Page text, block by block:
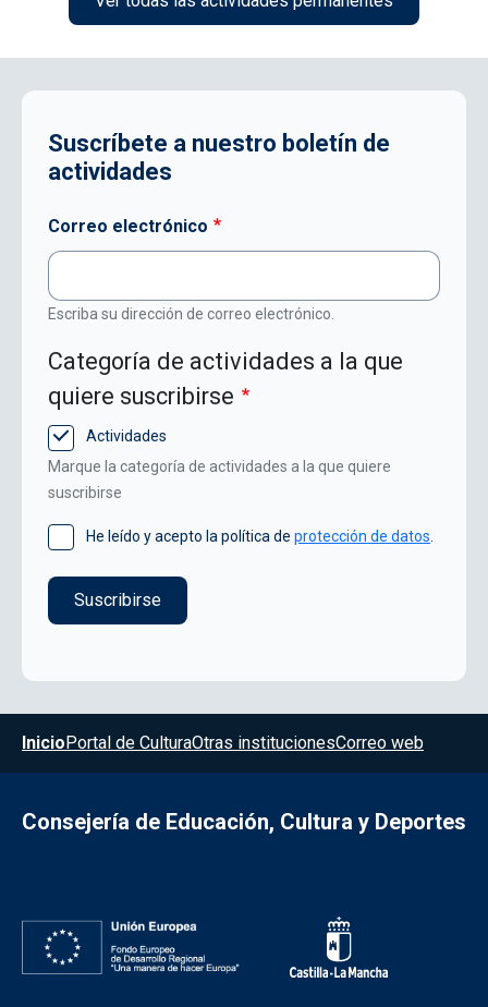
Suscríbete a nuestro boletín de
actividades
Correo electrónico
Escriba su dirección de correo electrónico.
Categoría de actividades a la que
quiere suscribirse
Actividades
Marque la categoría de actividades a la que quiere
suscribirse
He leído y acepto la política de protección de datos
Menú del pie
InicioPortal de CulturaOtras institucionesCorreo web
Consejería de Educación, Cultura y Deportes